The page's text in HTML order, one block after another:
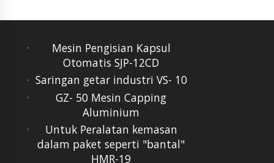
Mesin Pengisian Kapsul
Otomatis SJP-12CD
Saringan getar industri VS- 10
GZ- 50 Mesin Capping
Aluminium
Untuk Peralatan kemasan
dalam paket seperti "bantal"
HMR-19